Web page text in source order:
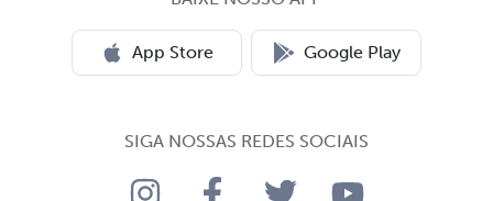
App Store Google Play
SIGA NOSSAS REDES SOCIAIS